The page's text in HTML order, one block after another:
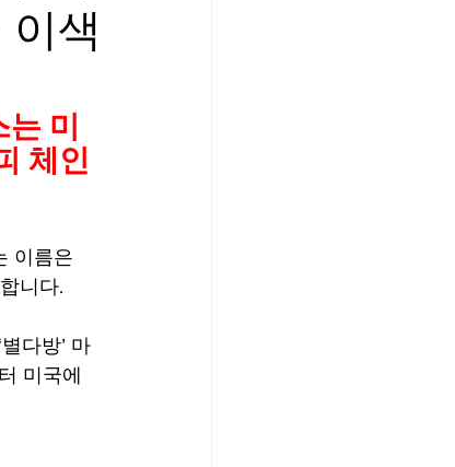
행지
색
는 미
체인
이름은
니다.
다방’ 마
미국에